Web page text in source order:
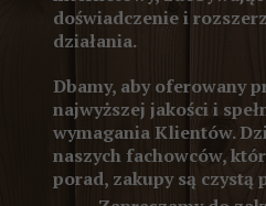
doświadczenie i
działania.
Dbamy, aby oferowany
najwyższej jakości i
wymagania Klientów.
naszych fachowców,
porad, zakupy są czystą